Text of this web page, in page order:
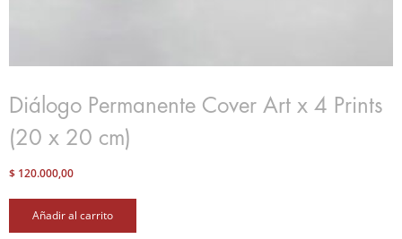
Diálogo Permanente Cover Art x 4 Prints
(20 x 20 cm)
$ 120.000,00
Añadir al carrito